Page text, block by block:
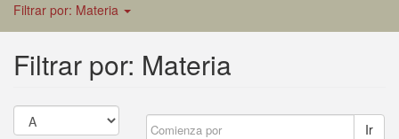
Filtrar por: Materia
Filtrar por: Materia
Ir